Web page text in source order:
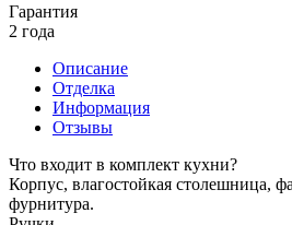
Гарантия
2 года
Описание
Отделка
Информация
Отзывы
Что входит в комплект кухни?
Корпус, влагостойкая столешница,
фурнитура.